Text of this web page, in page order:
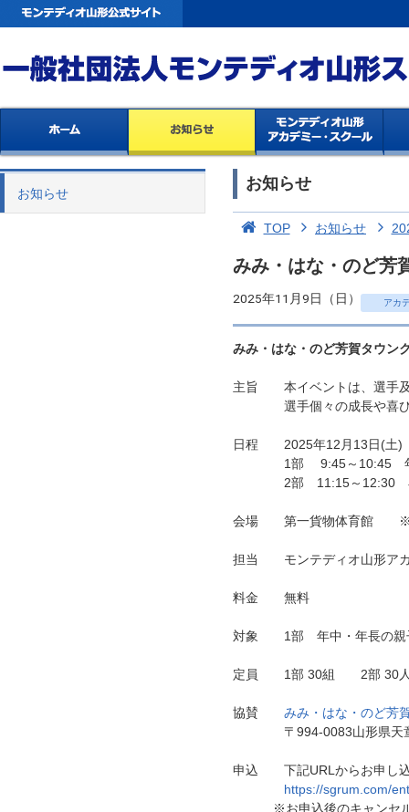
お知らせ
お知らせ
TOP お知らせ
みみ・はな・のど芳
2025年11月9日（日） アカ
みみ・はな・のど芳賀タウン
主旨 本イベントは、選手及
選手個々の成長や喜び
日程 2025年12月13日(
1部 9:45～10:45 年中
2部 11:15～12:30 小
会場 第一貨物体育館 ※山
担当 モンテディオ山形アカ
料金 無料
対象 1部 年中・年長
定員 1部 30組 2部 30
協賛 みみ・はな・のど芳
〒994-0083山形県天童
申込 下記URLからお申し
https://sgrum.com/
※お申込後のキャンセル